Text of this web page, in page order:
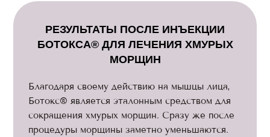
РЕЗУЛЬТАТЫ ПОСЛЕ ИНЪЕКЦИИ
БОТОКСА® ДЛЯ ЛЕЧЕНИЯ ХМУРЫХ
МОРЩИН
Благодаря своему действию на мышцы лица,
Ботокс® является эталонным средством для
сокращения хмурых морщин. Сразу же после
процедуры морщины заметно уменьшаются.